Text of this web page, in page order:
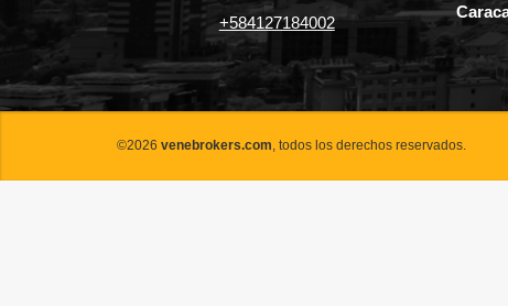
+584127184002
©2026 venebrokers.com , todos los derechos reservados.